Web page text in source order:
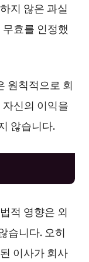
지 않은 과실
효를 인정했
원칙적으로 회
신의 이익을
않습니다.
적 영향은 외
습니다. 오히
이사가 회사